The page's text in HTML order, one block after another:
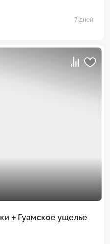
7 дней
+ Гуамское ущелье